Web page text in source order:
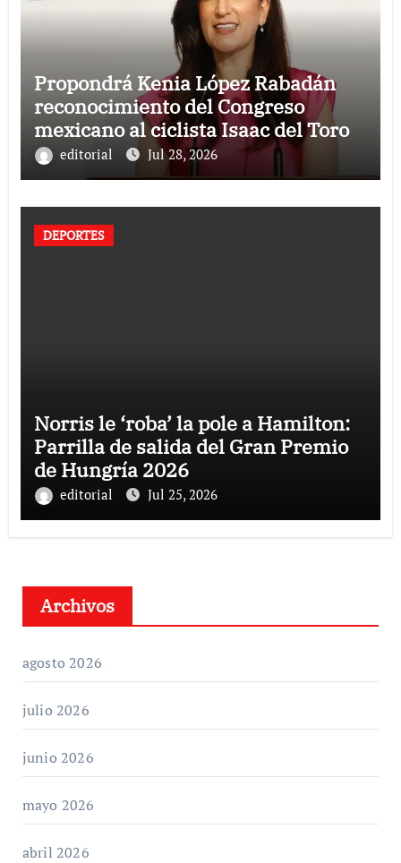
Propondrá Kenia López Rabadán
reconocimiento del Congreso
mexicano al ciclista Isaac del Toro
editorial Jul 28, 2026
DEPORTES
Norris le ‘roba’ la pole a Hamilton:
Parrilla de salida del Gran Premio
de Hungría 2026
editorial Jul 25, 2026
Archivos
agosto 2026
julio 2026
junio 2026
mayo 2026
abril 2026